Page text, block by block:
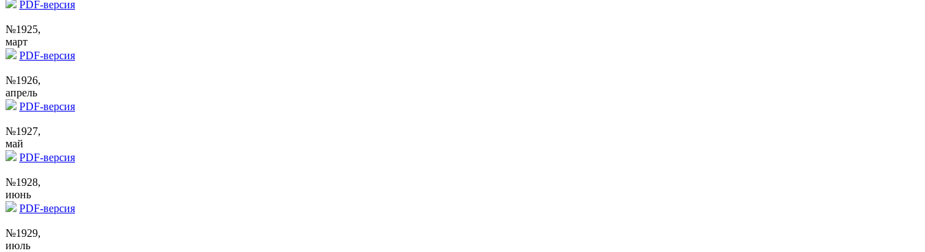
PDF-версия
№1925,
март
PDF-версия
№1926,
апрель
PDF-версия
№1927,
май
PDF-версия
№1928,
июнь
PDF-версия
№1929,
июль